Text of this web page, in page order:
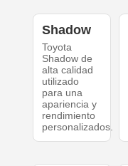
Shadow
Toyota
Shadow de
alta calidad
utilizado
para una
apariencia y
rendimiento
personalizados.